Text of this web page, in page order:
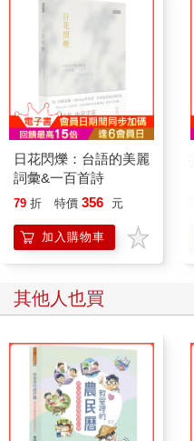
日花閃爍：台語的美麗
詞彙&一百首詩
79 折 特價 356 元
加入購物車
其他人也買